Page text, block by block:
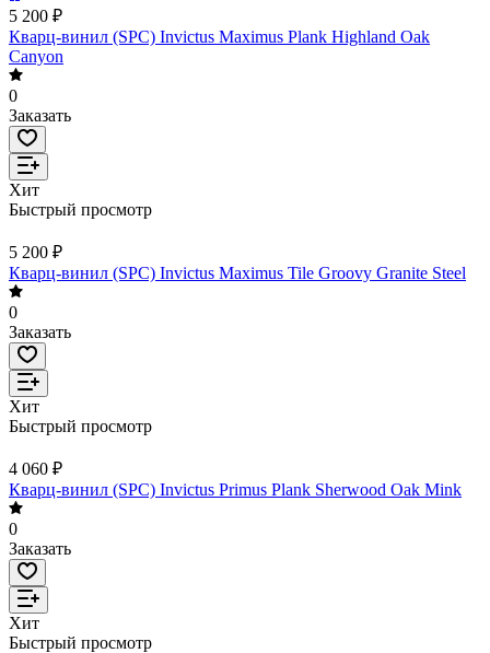
5 200 ₽
Кварц-винил (SPC) Invictus Maximus Plank Highland Oak
Canyon
0
Заказать
Хит
Быстрый просмотр
5 200 ₽
Кварц-винил (SPC) Invictus Maximus Tile Groovy Granite Steel
0
Заказать
Хит
Быстрый просмотр
4 060 ₽
Кварц-винил (SPC) Invictus Primus Plank Sherwood Oak Mink
0
Заказать
Хит
Быстрый просмотр